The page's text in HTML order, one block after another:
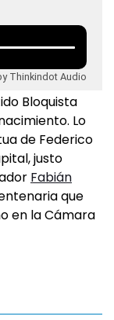
Thinkindot Audio
Bloquista
Lo
de Federico
justo
Fabián
que
en la Cámara